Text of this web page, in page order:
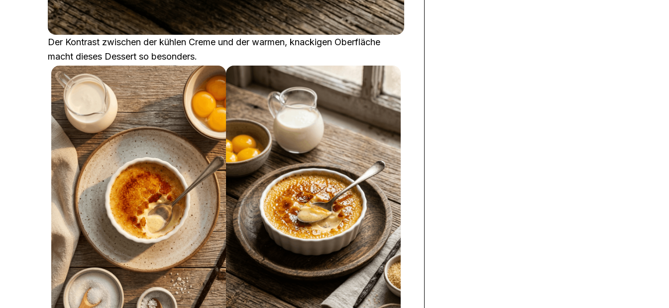
Der Kontrast zwischen der kühlen Creme und der warmen, knackigen Oberfläche
macht dieses Dessert so besonders.